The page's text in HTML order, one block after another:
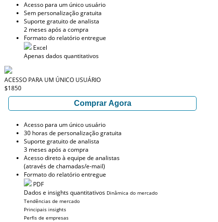
Acesso para um único usuário
Sem personalização gratuita
Suporte gratuito de analista
2 meses após a compra
Formato do relatório entregue
Excel
Apenas dados quantitativos
ACESSO PARA UM ÚNICO USUÁRIO
$1850
Comprar Agora
Acesso para um único usuário
30 horas de personalização gratuita
Suporte gratuito de analista
3 meses após a compra
Acesso direto à equipe de analistas
(através de chamadas/e-mail)
Formato do relatório entregue
PDF
Dados e insights quantitativos Dinâmica do mercado
Tendências de mercado
Principais insights
Perfis de empresas